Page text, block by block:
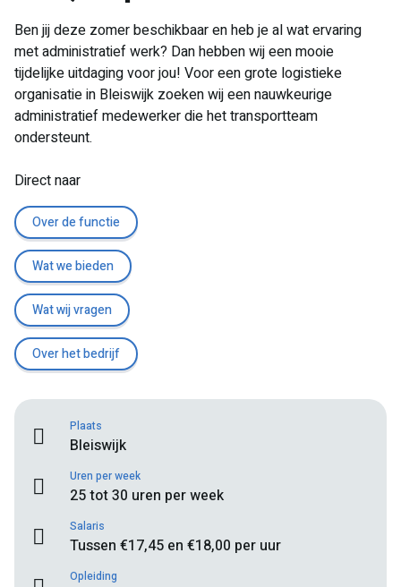
Ben jij deze zomer beschikbaar en heb je al wat ervaring
met administratief werk? Dan hebben wij een mooie
tijdelijke uitdaging voor jou! Voor een grote logistieke
organisatie in Bleiswijk zoeken wij een nauwkeurige
administratief medewerker die het transportteam
ondersteunt.
Direct naar
Over de functie
Wat we bieden
Wat wij vragen
Over het bedrijf
Plaats
Bleiswijk
Uren per week
25 tot 30 uren per week
Salaris
Tussen €17,45 en €18,00 per uur
Opleiding